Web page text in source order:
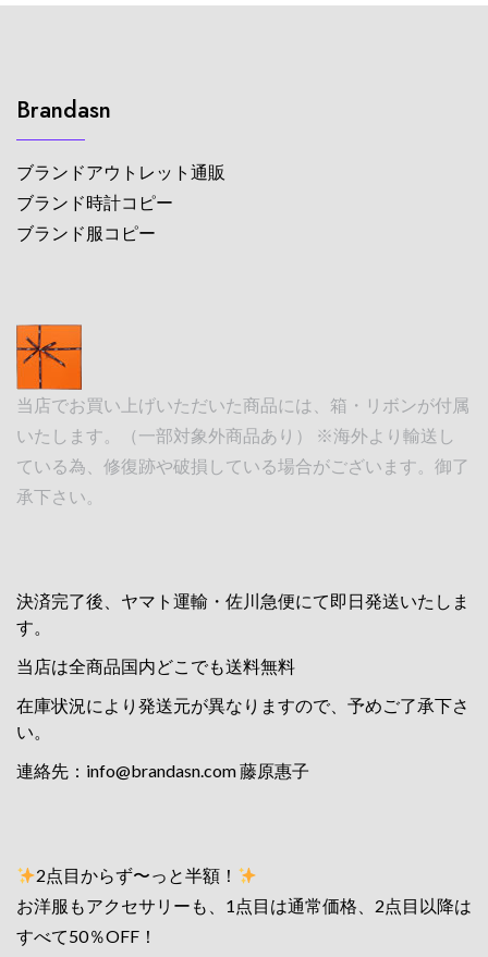
Brandasn
ブランドアウトレット通販
ブランド時計コピー
ブランド服コピー
当店でお買い上げいただいた商品には、箱・リボンが付属
いたします。（一部対象外商品あり） ※海外より輸送し
ている為、修復跡や破損している場合がございます。御了
承下さい。
決済完了後、ヤマト運輸・佐川急便にて即日発送いたしま
す。
当店は全商品国内どこでも送料無料
在庫状況により発送元が異なりますので、予めご了承下さ
い。
連絡先： info@brandasn.com藤原惠子
2点目からず〜っと半額！
お洋服もアクセサリーも、1点目は通常価格、2点目以降は
すべて50％OFF！